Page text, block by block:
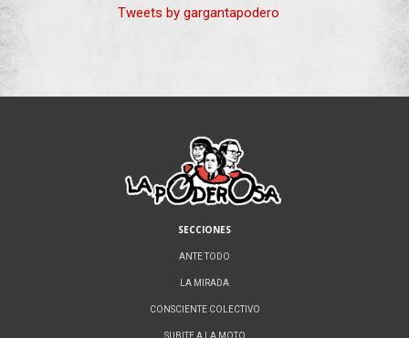
Tweets by gargantapodero
SECCIONES
ANTE TODO
LA MIRADA
CONSCIENTE COLECTIVO
SUBITE A LA MOTO